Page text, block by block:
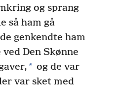
og sprang
så ham gå
genkendte ham
Den Skønne
e og de var
var sket med